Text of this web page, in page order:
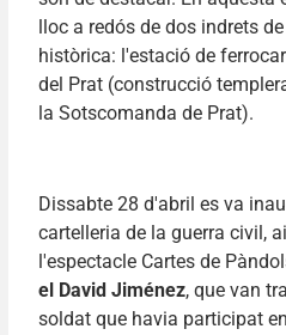
lloc a redós de dos indrets
històrica: l'estació de
del Prat (construcció
la Sotscomanda de Prat).
Dissabte 28 d'abril es va
cartelleria de la guerra civil,
l'espectacle Cartes de
el David Jiménez, que van
soldat que havia participat